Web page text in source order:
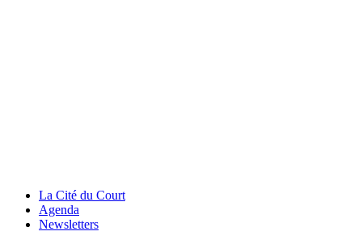
La Cité du Court
Agenda
Newsletters